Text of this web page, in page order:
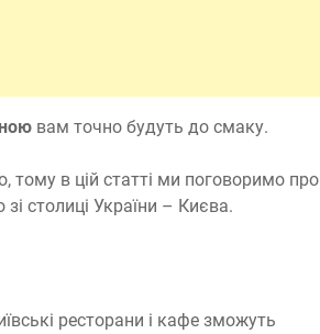
вам точно будуть до смаку.
тому в цій статті ми поговоримо про
столиці України – Києва.
ресторани і кафе зможуть